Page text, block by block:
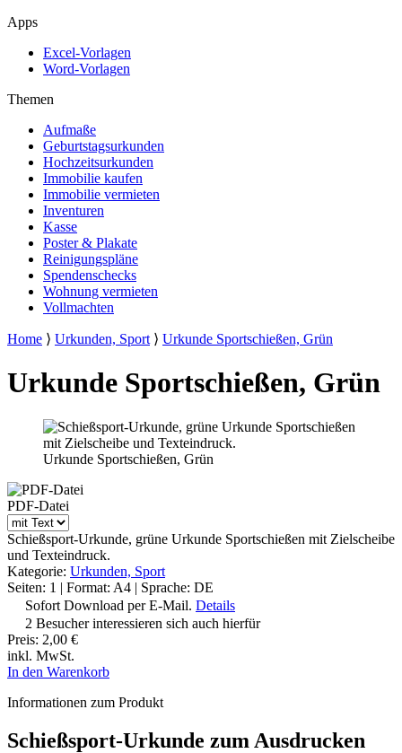
Apps
Excel-Vorlagen
Word-Vorlagen
Themen
Aufmaße
Geburtstagsurkunden
Hochzeitsurkunden
Immobilie kaufen
Immobilie vermieten
Inventuren
Kasse
Poster & Plakate
Reinigungspläne
Spendenschecks
Wohnung vermieten
Vollmachten
Home ⟩ Urkunden, Sport ⟩ Urkunde Sportschießen, Grün
Urkunde Sportschießen, Grün
Urkunde Sportschießen, Grün
PDF-Datei
Schießsport-Urkunde, grüne Urkunde Sportschießen mit Zielscheibe
und Texteindruck.
Kategorie: Urkunden, Sport
Seiten: 1 | Format: A4 | Sprache: DE
Sofort Download per E-Mail. Details
2 Besucher interessieren sich auch hierfür
Preis: 2,00 €
inkl. MwSt.
In den Warenkorb
Informationen zum Produkt
Schießsport-Urkunde zum Ausdrucken